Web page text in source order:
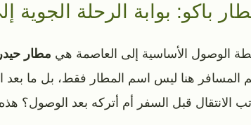
باكو: بوابة الرحلة الجوية
الوصول الأساسية إلى العاصمة هي مطار
المسافر هنا ليس اسم المطار فقط، بل ما
الانتقال قبل السفر أم أتركه بعد الوصول؟